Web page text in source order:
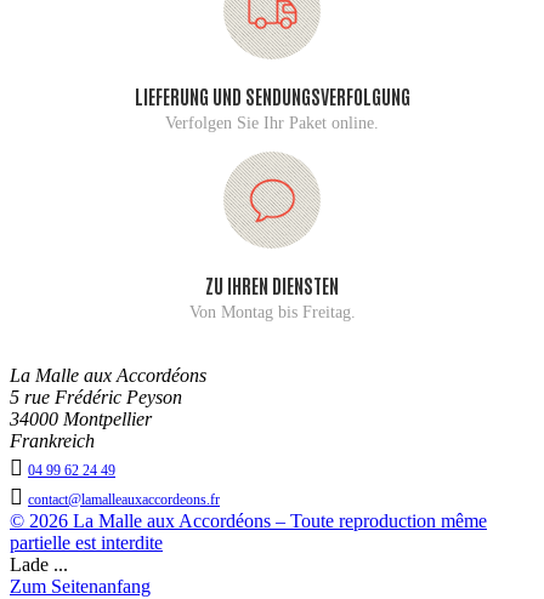
LIEFERUNG UND SENDUNGSVERFOLGUNG
Verfolgen Sie Ihr Paket online.
ZU IHREN DIENSTEN
Von Montag bis Freitag.
La Malle aux Accordéons
5 rue Frédéric Peyson
34000 Montpellier
Frankreich
 04 99 62 24 49
 contact@lamalleauxaccordeons.fr
© 2026 La Malle aux Accordéons – Toute reproduction même
partielle est interdite
Lade ...
Zum Seitenanfang